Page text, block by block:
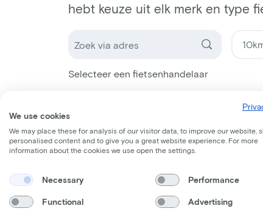
hebt keuze uit elk merk en type
Selecteer een fietsenhandelaar
We use cookies
We may place these for analysis of our visitor data, to improve our website,
personalised content and to give you a great website experience. For more
information about the cookies we use open the settings.
Necessary Performance
Functional Advertising